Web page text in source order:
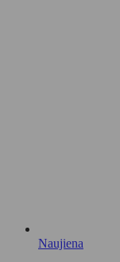
Naujiena